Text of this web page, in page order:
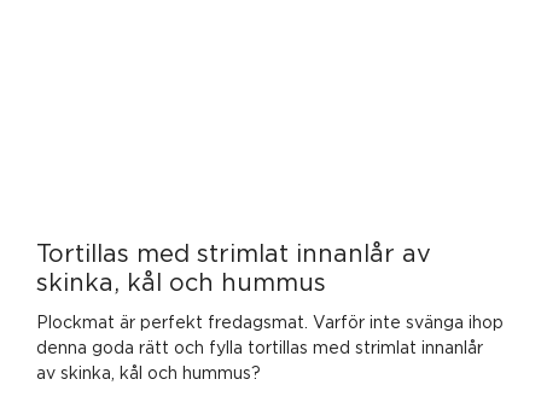
Tortillas med strimlat innanlår av
skinka, kål och hummus
Plockmat är perfekt fredagsmat. Varför inte svänga ihop
denna goda rätt och fylla tortillas med strimlat innanlår
av skinka, kål och hummus?